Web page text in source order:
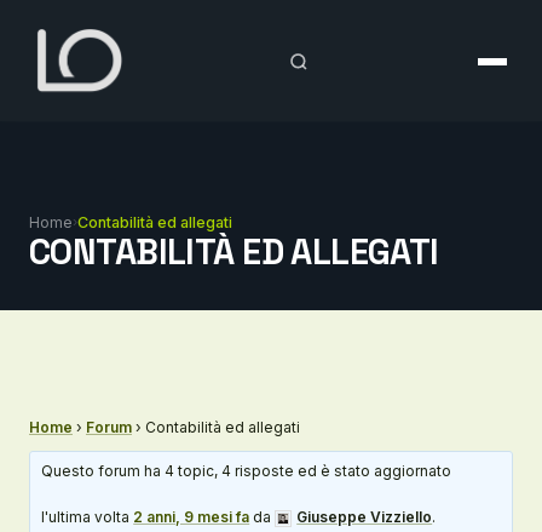
contenuto
Home›Contabilità ed allegati
CONTABILITÀ ED ALLEGATI
Home › Forum › Contabilità ed allegati
Questo forum ha 4 topic, 4 risposte ed è stato aggiornato
l'ultima volta 2 anni, 9 mesi fa da Giuseppe Vizziello.